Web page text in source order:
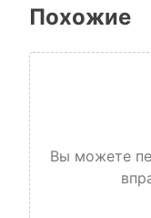
Похожие
Вы можете